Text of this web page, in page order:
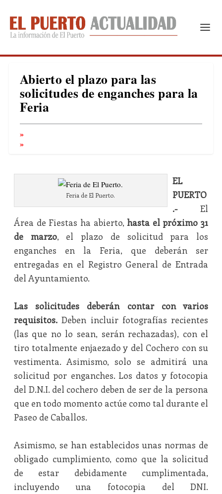
Abierto el plazo para las
solicitudes de enganches para la
Feria
Feria de El Puerto.
EL
PUERTO
.-El
Área de Fiestas ha abierto, hasta el próximo 31
de marzo, el plazo de solicitud para los
enganches en la Feria, que deberán ser
entregadas en el Registro General de Entrada
del Ayuntamiento.
Las solicitudes deberán contar con varios
requisitos.Deben incluir fotografías recientes
(las que no lo sean, serán rechazadas), con el
tiro totalmente enjaezado y del Cochero con su
vestimenta. Asimismo, solo se admitirá una
solicitud por enganches. Los datos y fotocopia
del D.N.I. del cochero deben de ser de la persona
que en todo momento actúe como tal durante el
Paseo de Caballos.
Asimismo, se han establecidos unas normas de
obligado cumplimiento, como que la solicitud
de estar debidamente cumplimentada,
incluyendo una fotocopia del DNI.